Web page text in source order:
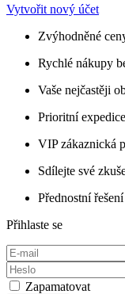
Vytvořit nový účet
Zvýhodněné
Rychlé nákupy
Vaše nejčastěji
Prioritní
VIP zákaznická
Sdílejte své
Přednostní
Přihlaste se
Zapamatovat